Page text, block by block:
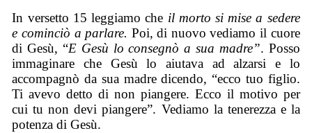
In versetto 15 leggiamo che il morto si mise a sedere
e cominciò a parlare. Poi, di nuovo vediamo il cuore
di Gesù, “E Gesù lo consegnò a sua madre”. Posso
immaginare che Gesù lo aiutava ad alzarsi e lo
accompagnò da sua madre dicendo, “ecco tuo figlio.
Ti avevo detto di non piangere. Ecco il motivo per
cui tu non devi piangere”. Vediamo la tenerezza e la
potenza di Gesù.